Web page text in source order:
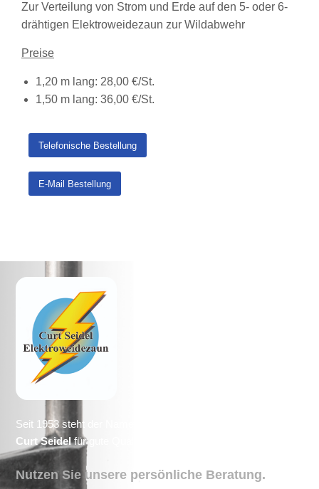
Zur Verteilung von Strom und Erde auf den 5- oder 6-
drähtigen Elektroweidezaun zur Wildabwehr
Preise
1,20 m lang: 28,00 €/St.
1,50 m lang: 36,00 €/St.
Telefonische Bestellung
E-Mail Bestellung
Seit 1953 steht der Name
Curt Seidelfür gute Qualität.
Nutzen Sie unsere persönliche Beratung.